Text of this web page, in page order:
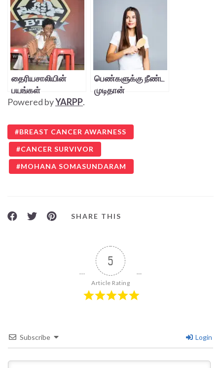
தைரியசாலியின்
பயங்கள்
பயங்கரமானவை…
பெண்களுக்கு நீண்ட
முடிதான்
Powered byYARPP.
BREAST CANCER AWARNESS
CANCER SURVIVOR
MOHANA SOMASUNDARAM
SHARE THIS
5
Article Rating
Subscribe Login